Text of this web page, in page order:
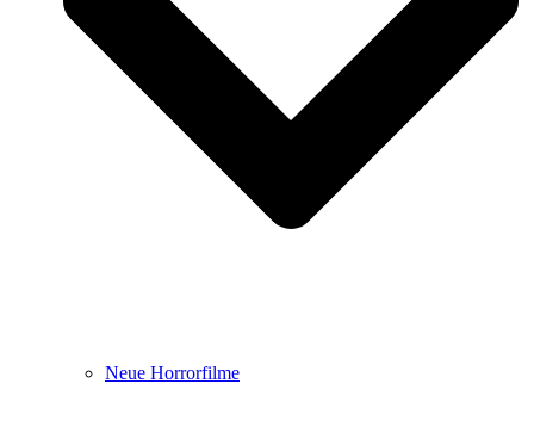
Neue Horrorfilme